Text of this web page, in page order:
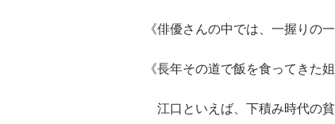
《俳優さんの中では、一握りの
《長年その道で飯を食ってきた
江口といえば、下積み時代の